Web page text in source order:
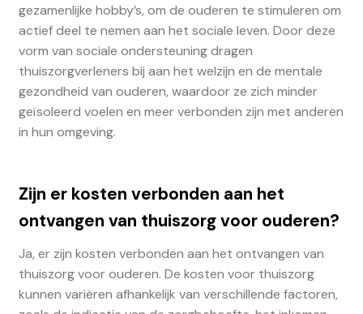
gezamenlijke hobby’s, om de ouderen te stimuleren om
actief deel te nemen aan het sociale leven. Door deze
vorm van sociale ondersteuning dragen
thuiszorgverleners bij aan het welzijn en de mentale
gezondheid van ouderen, waardoor ze zich minder
geïsoleerd voelen en meer verbonden zijn met anderen
in hun omgeving.
Zijn er kosten verbonden aan het
ontvangen van thuiszorg voor ouderen?
Ja, er zijn kosten verbonden aan het ontvangen van
thuiszorg voor ouderen. De kosten voor thuiszorg
kunnen variëren afhankelijk van verschillende factoren,